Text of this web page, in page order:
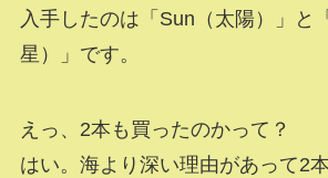
入手したのは「Sun（太陽）」と
星）」です。
えっ、2本も買ったのかって？
はい。海より深い理由があって2